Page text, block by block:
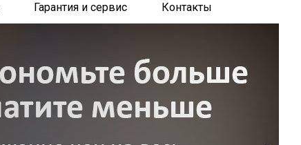
Гарантия и сервис Контакты